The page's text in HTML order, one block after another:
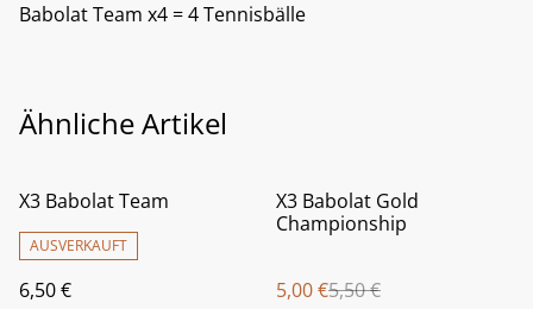
Babolat Team x4 = 4 Tennisbälle
Ähnliche Artikel
X3 Babolat Team
AUSVERKAUFT
6,50 €
%
X3 Babolat Gold
Championship
5,00 €5,50 €